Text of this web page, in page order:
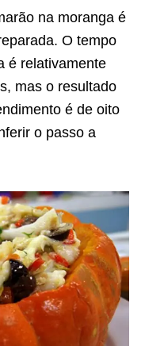
na moranga é
O tempo
é relativamente
mas o resultado
é de oito
o passo a